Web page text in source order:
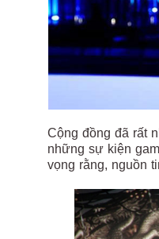
Cộng đồng đã rất
những sự kiện
vọng rằng, nguồn